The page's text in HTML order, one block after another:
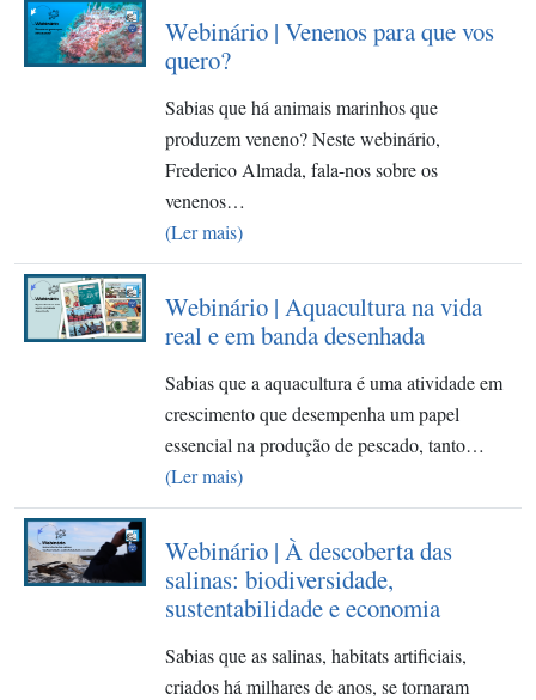
Webinário | Venenos para que vos
quero?
Sabias que há animais marinhos que
produzem veneno? Neste webinário,
Frederico Almada, fala-nos sobre os
venenos…
(Ler mais)
Webinário | Aquacultura na vida
real e em banda desenhada
Sabias que a aquacultura é uma atividade em
crescimento que desempenha um papel
essencial na produção de pescado, tanto…
(Ler mais)
Webinário | À descoberta das
salinas: biodiversidade,
sustentabilidade e economia
Sabias que as salinas, habitats artificiais,
criados há milhares de anos, se tornaram